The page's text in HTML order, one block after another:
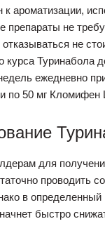
к ароматизации,
препараты не
не
курса Туринабола
ежедневно
по 50 мг Кломифен
для
проводить
в определенный
быстро